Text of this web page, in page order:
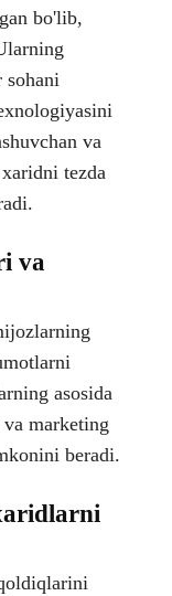
bo'lib,
va
tezda
va
asosida
marketing
beradi.